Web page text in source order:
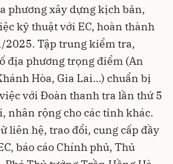
phương xây dựng kịch bản,
kỹ thuật với EC, hoàn thành
2025. Tập trung kiểm tra,
địa phương trọng điểm (An
Hòa, Gia Lai…) chuẩn bị
với Đoàn thanh tra lần thứ 5
nhân rộng cho các tỉnh khác.
liên hệ, trao đổi, cung cấp đầy
báo cáo Chính phủ, Thủ